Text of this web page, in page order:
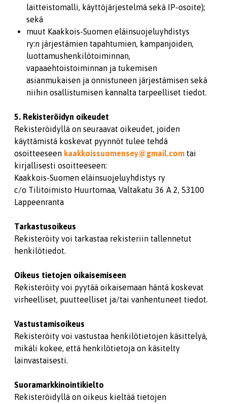
laitteistomalli, käyttöjärjestelmä sekä IP-osoite);
sekä
muut Kaakkois-Suomen eläinsuojeluyhdistys
ry:n järjestämien tapahtumien, kampanjoiden,
luottamushenkilötoiminnan,
vapaaehtoistoiminnan ja tukemisen
asianmukaisen ja onnistuneen järjestämisen sekä
niihin osallistumisen kannalta tarpeelliset tiedot.
5. Rekisteröidyn oikeudet
Rekisteröidyllä on seuraavat oikeudet, joiden
käyttämistä koskevat pyynnöt tulee tehdä
osoitteeseen kaakkoissuomensey@gmail.com tai
kirjallisesti osoitteeseen:
Kaakkois-Suomen eläinsuojeluyhdistys ry
c/o Tilitoimisto Huurtomaa, Valtakatu 36 A 2, 53100
Lappeenranta
Tarkastusoikeus
Rekisteröity voi tarkastaa rekisteriin tallennetut
henkilötiedot.
Oikeus tietojen oikaisemiseen
Rekisteröity voi pyytää oikaisemaan häntä koskevat
virheelliset, puutteelliset ja/tai vanhentuneet tiedot.
Vastustamisoikeus
Rekisteröity voi vastustaa henkilötietojen käsittelyä,
mikäli kokee, että henkilötietoja on käsitelty
lainvastaisesti.
Suoramarkkinointikielto
Rekisteröidyllä on oikeus kieltää tietojen